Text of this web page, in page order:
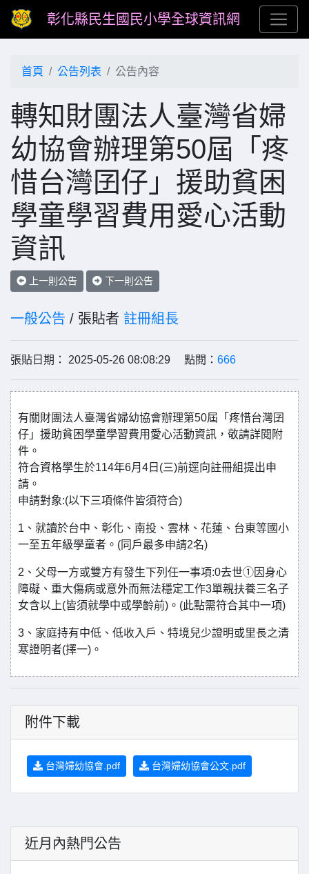
彰化縣民生國民小學全球資訊網
首頁 公告列表 公告內容
轉知財團法人臺灣省婦
幼協會辦理第50屆「疼
惜台灣囝仔」援助貧困
學童學習費用愛心活動
資訊
上一則公告 下一則公告
一般公告 / 張貼者 註冊組長
張貼日期： 2025-05-26 08:08:29 點閱： 666
有關財團法人臺灣省婦幼協會辦理第50屆「疼惜台灣囝
仔」援助貧困學童學習費用愛心活動資訊，敬請詳閱附
件。
符合資格學生於114年6月4日(三)前逕向註冊組提出申
請。
申請對象:(以下三項條件皆須符合)
1、就讀於台中、彰化、南投、雲林、花蓮、台東等國小
一至五年級學童者。(同戶最多申請2名)
2、父母一方或雙方有發生下列任一事項:0去世①因身心
障礙、重大傷病或意外而無法穩定工作3單親扶養三名子
女含以上(皆須就學中或學齡前)。(此點需符合其中一項)
3、家庭持有中低、低收入戶、特境兒少證明或里長之清
寒證明者(擇一)。
附件下載
台灣婦幼協會.pdf 台灣婦幼協會公文.pdf
近月內熱門公告